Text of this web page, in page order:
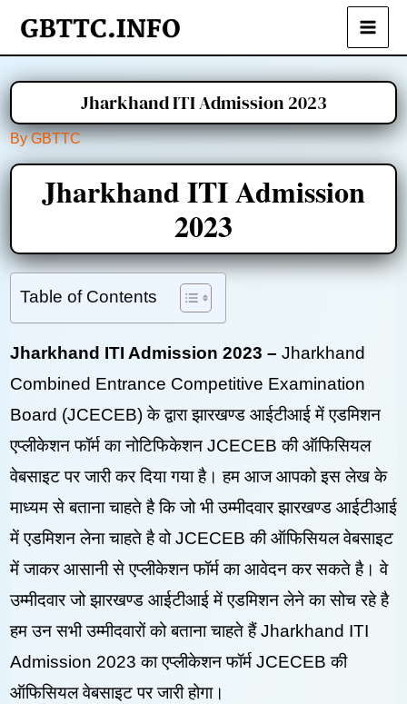
Main
Jharkhand ITI Admission 2023
ByGBTTC
Jharkhand ITI Admission
2023
Table of Contents
Jharkhand ITI Admission 2023 – Jharkhand
Combined Entrance Competitive Examination
Board (JCECEB) के द्वारा झारखण्ड आईटीआई में एडमिशन
एप्लीकेशन फॉर्म का नोटिफिकेशन JCECEB की ऑफिसियल
वेबसाइट पर जारी कर दिया गया है। हम आज आपको इस लेख के
माध्यम से बताना चाहते है कि जो भी उम्मीदवार झारखण्ड आईटीआई
में एडमिशन लेना चाहते है वो JCECEB की ऑफिसियल वेबसाइट
में जाकर आसानी से एप्लीकेशन फॉर्म का आवेदन कर सकते है। वे
उम्मीदवार जो झारखण्ड आईटीआई में एडमिशन लेने का सोच रहे है
हम उन सभी उम्मीदवारों को बताना चाहते हैं Jharkhand ITI
Admission 2023 का एप्लीकेशन फॉर्म JCECEB की
ऑफिसियल वेबसाइट पर जारी होगा।